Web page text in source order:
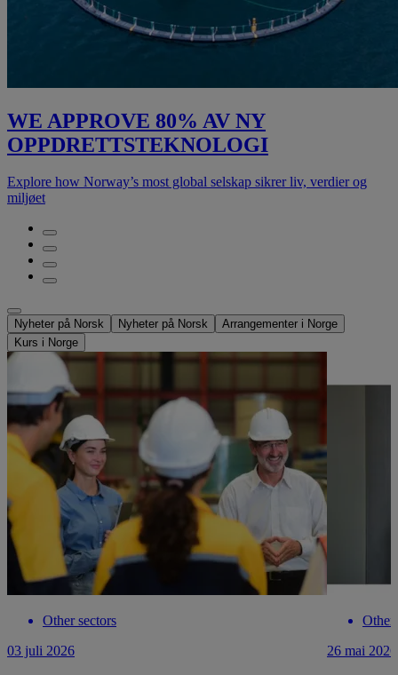
WE APPROVE 80% AV NY
OPPDRETTSTEKNOLOGI
Explore how Norway’s most global selskap sikrer liv, verdier og
miljøet
Nyheter på Norsk Nyheter på Norsk
Arrangementer i Norge
Kurs i Norge
Other sectors
03 juli 2026
Other
26 mai 2026